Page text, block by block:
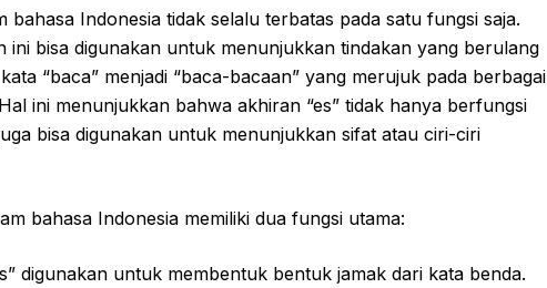
bahasa Indonesia tidak selalu terbatas pada satu fungsi saja.
ini bisa digunakan untuk menunjukkan tindakan yang berulang
“baca” menjadi “baca-bacaan” yang merujuk pada berbagai
ini menunjukkan bahwa akhiran “es” tidak hanya berfungsi
bisa digunakan untuk menunjukkan sifat atau ciri-ciri
bahasa Indonesia memiliki dua fungsi utama:
digunakan untuk membentuk bentuk jamak dari kata benda.